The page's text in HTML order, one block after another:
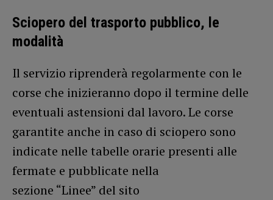
Sciopero del trasporto pubblico, le
modalità
Il servizio riprenderà regolarmente con le
corse che inizieranno dopo il termine delle
eventuali astensioni dal lavoro. Le corse
garantite anche in caso di sciopero sono
indicate nelle tabelle orarie presenti alle
fermate e pubblicate nella
sezione “Linee” del sito